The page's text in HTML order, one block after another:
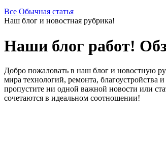
Все Обычная статья
Наш блог и новостная рубрика!
Наши блог работ!
Добро пожаловать в наш блог и новостную
мира технологий, ремонта,
пропустите ни одной важной новости или
сочетаются в идеальном соотношении!